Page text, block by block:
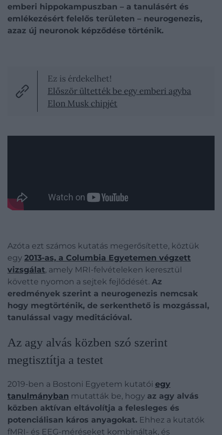
emberi hippokampuszban – a tanulásért és
emlékezésért felelős területen – neurogenezis,
azaz új neuronok képződése történik.
Ez is érdekelhet!
Először ültették be egy emberi agyba
Elon Musk chipjét
Azóta ezt számos kutatás megerősítette, köztük
egy 2013-as, a Columbia Egyetemen végzett
vizsgálat, amely MRI-felvételeken keresztül
követte nyomon a sejtek fejlődését. Az
eredmények szerint a neurogenezis nemcsak
hogy megtörténik, de serkenthető is mozgással,
tanulással vagy meditációval.
Az agy alvás közben szó szerint
megtisztítja a testet
2019-ben a Bostoni Egyetem kutatói egy
tanulmányban mutatták be, hogy az agy alvás
közben aktívan eltávolítja a felesleges és
potenciálisan káros anyagokat. Ehhez a kutatók
fMRI- és EEG-méréseket kombináltak, és